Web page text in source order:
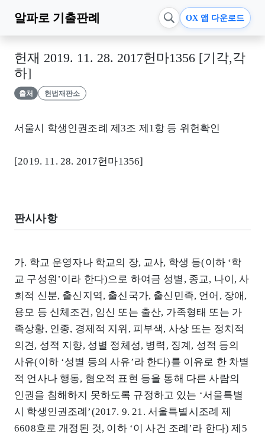
알파로 기출판례 OX 앱 다운로드
헌재 2019. 11. 28. 2017헌마1356 [기각,각
하]
출처 헌법재판소
서울시 학생인권조례 제3조 제1항 등 위헌확인
[2019. 11. 28. 2017헌마1356]
판시사항
가. 학교 운영자나 학교의 장, 교사, 학생 등(이하 ‘학
교 구성원’이라 한다)으로 하여금 성별, 종교, 나이, 사
회적 신분, 출신지역, 출신국가, 출신민족, 언어, 장애,
용모 등 신체조건, 임신 또는 출산, 가족형태 또는 가
족상황, 인종, 경제적 지위, 피부색, 사상 또는 정치적
의견, 성적 지향, 성별 정체성, 병력, 징계, 성적 등의
사유(이하 ‘성별 등의 사유’라 한다)를 이유로 한 차별
적 언사나 행동, 혐오적 표현 등을 통해 다른 사람의
인권을 침해하지 못하도록 규정하고 있는 ‘서울특별
시 학생인권조례’(2017. 9. 21. 서울특별시조례 제
6608호로 개정된 것, 이하 ‘이 사건 조례’라 한다) 제5